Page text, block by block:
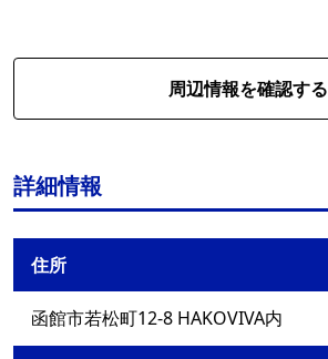
周辺情報を確認する
詳細情報
住所
函館市若松町12-8 HAKOVIVA内